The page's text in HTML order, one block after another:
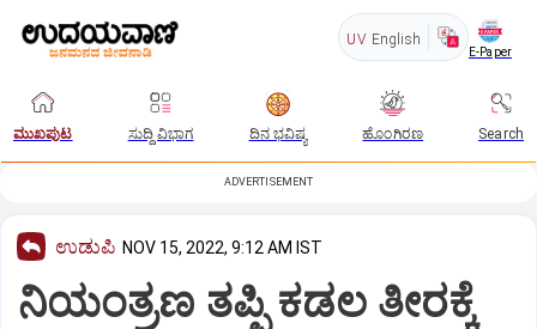
UV English
E-Paper
ಮುಖಪುಟ ಸುದ್ದಿ ವಿಭಾಗ ದಿನ ಭವಿಷ್ಯ ಹೊಂಗಿರಣ Search
ADVERTISEMENT
ಉಡುಪಿ NOV 15, 2022, 9:12 AM IST
ನಿಯಂತ್ರಣ ತಪ್ಪಿ ಕಡಲ ತೀರಕ್ಕೆ